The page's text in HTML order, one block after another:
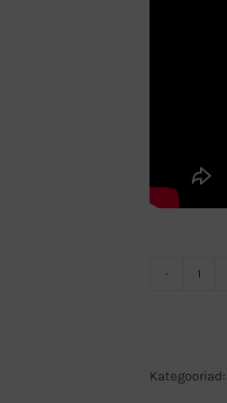
Kategooriad: